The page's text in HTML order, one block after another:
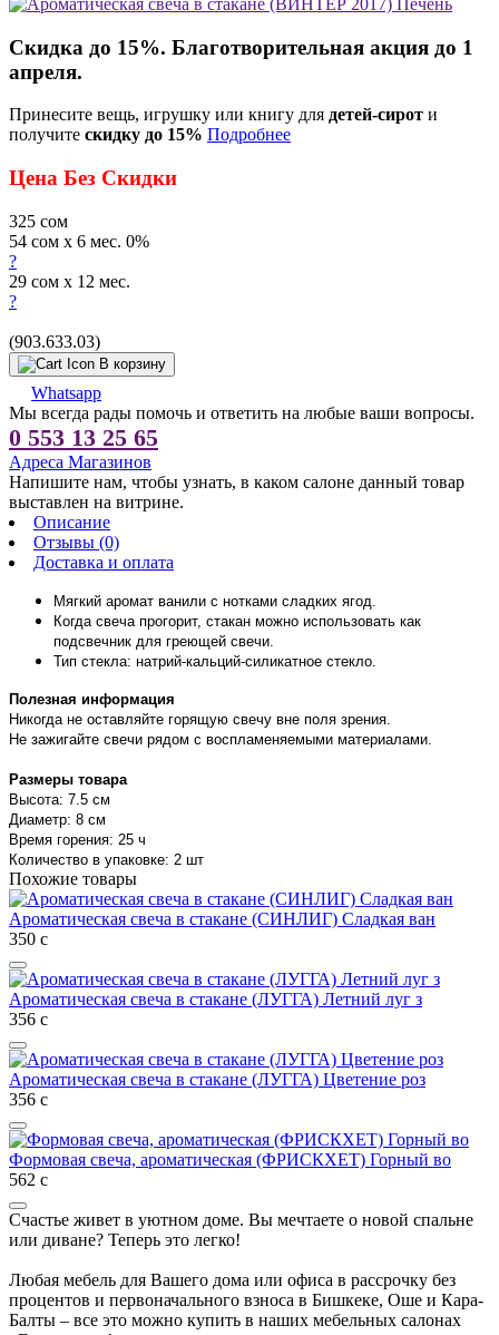
Скидка до 15%. Благотворительная акция до 1
апреля.
Принесите вещь, игрушку или книгу для детей-сирот и
получите скидку до 15% Подробнее
Цена Без Скидки
325 сом
54 сом x 6 мес. 0%
?
29 сом x 12 мес.
?
(903.633.03)
В корзину
Whatsapp
Мы всегда рады помочь и ответить на любые ваши вопросы.
0 553 13 25 65
Адреса Магазинов
Напишите нам, чтобы узнать, в каком салоне данный товар
выставлен на витрине.
Описание
Отзывы (0)
Доставка и оплата
Мягкий аромат ванили с нотками сладких ягод.
Когда свеча прогорит, стакан можно использовать как
подсвечник для греющей свечи.
Тип стекла: натрий-кальций-силикатное стекло.
Полезная информация
Никогда не оставляйте горящую свечу вне поля зрения.
Не зажигайте свечи рядом с воспламеняемыми материалами.
Размеры товара
Высота: 7.5 см
Диаметр: 8 см
Время горения: 25 ч
Количество в упаковке: 2 шт
Похожие товары
Ароматическая свеча в стакане (СИНЛИГ) Сладкая ван
350 с
Ароматическая свеча в стакане (ЛУГГА) Летний луг з
356 с
Ароматическая свеча в стакане (ЛУГГА) Цветение роз
356 с
Формовая свеча, ароматическая (ФРИСКХЕТ) Горный во
562 с
Счастье живет в уютном доме. Вы мечтаете о новой спальне
или диване? Теперь это легко!
Любая мебель для Вашего дома или офиса в рассрочку без
процентов и первоначального взноса в Бишкеке, Оше и Кара-
Балты – все это можно купить в наших мебельных салонах